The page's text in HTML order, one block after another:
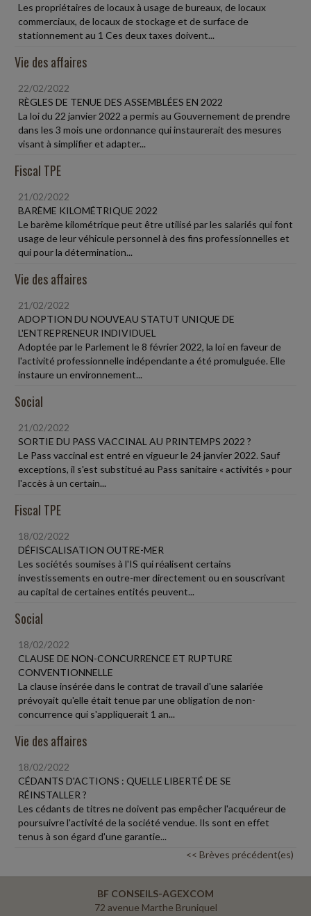
Les propriétaires de locaux à usage de bureaux, de locaux
commerciaux, de locaux de stockage et de surface de
stationnement au 1 Ces deux taxes doivent...
Vie des affaires
22/02/2022
RÈGLES DE TENUE DES ASSEMBLÉES EN 2022
La loi du 22 janvier 2022 a permis au Gouvernement de prendre
dans les 3 mois une ordonnance qui instaurerait des mesures
visant à simplifier et adapter...
Fiscal TPE
21/02/2022
BARÈME KILOMÉTRIQUE 2022
Le barème kilométrique peut être utilisé par les salariés qui font
usage de leur véhicule personnel à des fins professionnelles et
qui pour la détermination...
Vie des affaires
21/02/2022
ADOPTION DU NOUVEAU STATUT UNIQUE DE
L'ENTREPRENEUR INDIVIDUEL
Adoptée par le Parlement le 8 février 2022, la loi en faveur de
l'activité professionnelle indépendante a été promulguée. Elle
instaure un environnement...
Social
21/02/2022
SORTIE DU PASS VACCINAL AU PRINTEMPS 2022 ?
Le Pass vaccinal est entré en vigueur le 24 janvier 2022. Sauf
exceptions, il s'est substitué au Pass sanitaire « activités » pour
l'accès à un certain...
Fiscal TPE
18/02/2022
DÉFISCALISATION OUTRE-MER
Les sociétés soumises à l'IS qui réalisent certains
investissements en outre-mer directement ou en souscrivant
au capital de certaines entités peuvent...
Social
18/02/2022
CLAUSE DE NON-CONCURRENCE ET RUPTURE
CONVENTIONNELLE
La clause insérée dans le contrat de travail d'une salariée
prévoyait qu'elle était tenue par une obligation de non-
concurrence qui s'appliquerait 1 an...
Vie des affaires
18/02/2022
CÉDANTS D'ACTIONS : QUELLE LIBERTÉ DE SE
RÉINSTALLER ?
Les cédants de titres ne doivent pas empêcher l'acquéreur de
poursuivre l'activité de la société vendue. Ils sont en effet
tenus à son égard d'une garantie...
<< Brèves précédent(es)
BF CONSEILS-AGEXCOM
72 avenue Marthe Bruniquel